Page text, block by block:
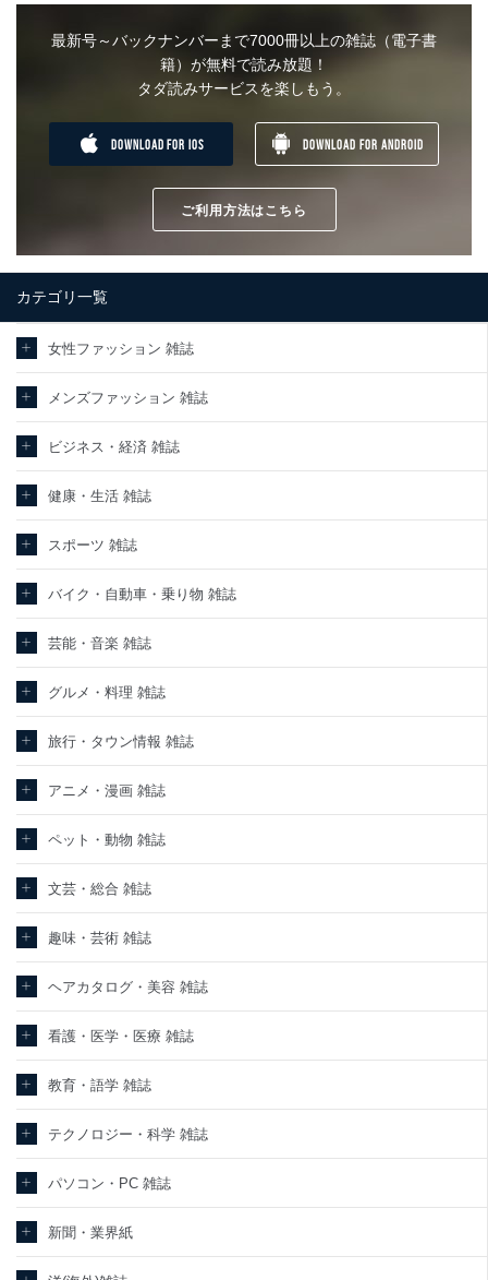
外部からの不正アクセス等の防止
個人データを取り扱う機器等のオペレーティングシステムを最
新の状態に保持しています。
等を導入し、自動更新 機能等の活用により、これを最新状態
としています。
情報システムの使用に伴う漏洩等の防止
メール等により個人データの含まれるファイルを送信する場合
当社は、内部監査及びマネジメントレビューの機会を通じて、個人
情報保護マネジメントシステムを継続的に改善し、常に最良の状態
を維持します。
苦情及び相談受付け窓口
適切、かつ迅速に対応させていただきます。
株式会社富士山マガジンサービス 個人情報問い合わせ係
e-mail：cs@fujisan.co.jp
制定：2005年4月1日
株式会社富士山マガジンサービス
代表取締役会長 西野 伸一郎
１．個人情報保護管理者
当社は以下の個人情報保護管理者を設置し、個人情報保護管理者の
責任のもと、個人情報を取得・アクセス・利用・提供・管理いたし
ます。
株式会社富士山マガジンサービス
代表取締役会長 西野 伸一郎
個人情報保護管理者: 経営管理グループディレクター 前田 嘉也
当社が取り扱う開示対象個人情報の利用目的は次のとおりです。
No 個人情報の種類
1 ス等をご利用の方の個
人情報
購入商品の配送のため
歴や購買履歴等の情報を分析して、趣
味・嗜好に
当社にお問合わせいた
だいた方の個人情報
レーター教育など応対品質向上のため
最新号～バックナンバーまで7000冊以上の雑誌（電子書
籍）が無料で読み放題！
タダ読みサービスを楽しもう。
DOWNLOAD FOR IOS DOWNLOAD FOR ANDROID
ご利用方法はこちら
カテゴリ一覧
女性ファッション 雑誌
メンズファッション 雑誌
ビジネス・経済 雑誌
健康・生活 雑誌
スポーツ 雑誌
バイク・自動車・乗り物 雑誌
芸能・音楽 雑誌
グルメ・料理 雑誌
旅行・タウン情報 雑誌
アニメ・漫画 雑誌
ペット・動物 雑誌
文芸・総合 雑誌
趣味・芸術 雑誌
ヘアカタログ・美容 雑誌
看護・医学・医療 雑誌
教育・語学 雑誌
テクノロジー・科学 雑誌
パソコン・PC 雑誌
新聞・業界紙